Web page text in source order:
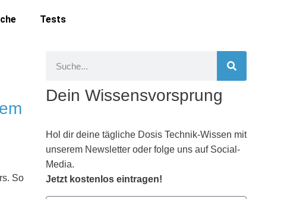
Tests
So
Dein Wissensvorsprung
Hol dir deine tägliche Dosis Technik-Wissen mit
unserem Newsletter oder folge uns auf Social-
Media.
Jetzt kostenlos eintragen!